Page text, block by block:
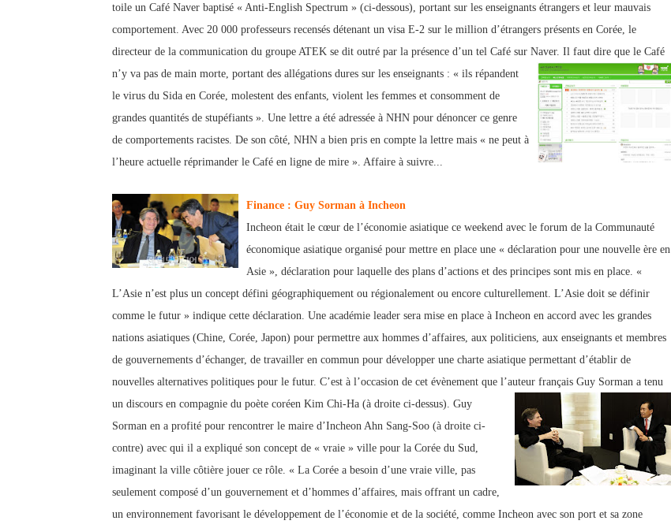
toile un Café Naver baptisé « Anti-English Spectrum » (ci-dessous), portant sur les enseignants étrangers et leur mauvais
comportement. Avec 20 000 professeurs recensés détenant un visa E-2 sur le million d’étrangers présents en Corée, le
directeur de la communication du groupe ATEK se dit outré par la présence d’un tel Café sur Naver. Il faut dire que le Café
n’y va pas de main morte, portant des allégations dures sur les enseignants : « ils répandent
le virus du Sida en Corée, molestent des enfants, violent les femmes et consomment de
grandes quantités de stupéfiants ». Une lettre a été adressée à NHN pour dénoncer ce genre
de comportements racistes. De son côté, NHN a bien pris en compte la lettre mais « ne peut à
l’heure actuelle réprimander le Café en ligne de mire ». Affaire à suivre...
Finance : Guy Sorman à Incheon
Incheon était le cœur de l’économie asiatique ce weekend avec le forum de la Communauté
économique asiatique organisé pour mettre en place une « déclaration pour une nouvelle ère en
Asie », déclaration pour laquelle des plans d’actions et des principes sont mis en place. «
L’Asie n’est plus un concept défini géographiquement ou régionalement ou encore culturellement. L’Asie doit se définir
comme le futur » indique cette déclaration. Une académie leader sera mise en place à Incheon en accord avec les grandes
nations asiatiques (Chine, Corée, Japon) pour permettre aux hommes d’affaires, aux politiciens, aux enseignants et membres
de gouvernements d’échanger, de travailler en commun pour développer une charte asiatique permettant d’établir de
nouvelles alternatives politiques pour le futur. C’est à l’occasion de cet évènement que l’auteur français Guy Sorman a tenu
un discours en compagnie du poète coréen Kim Chi-Ha (à droite ci-dessus). Guy
Sorman en a profité pour rencontrer le maire d’Incheon Ahn Sang-Soo (à droite ci-
contre) avec qui il a expliqué son concept de « vraie » ville pour la Corée du Sud,
imaginant la ville côtière jouer ce rôle. « La Corée a besoin d’une vraie ville, pas
seulement composé d’un gouvernement et d’hommes d’affaires, mais offrant un cadre,
un environnement favorisant le développement de l’économie et de la société, comme Incheon avec son port et sa zone